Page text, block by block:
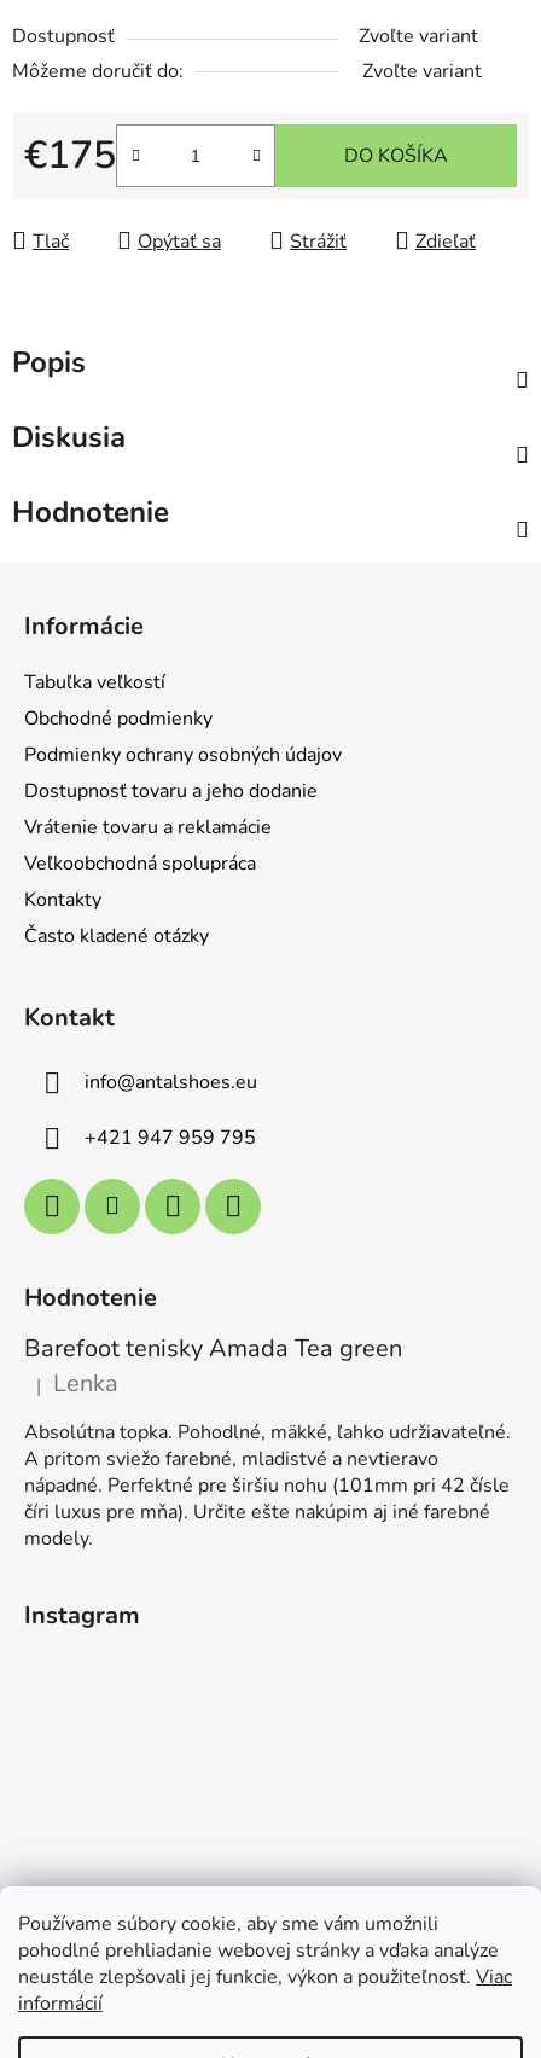
Používame súbory cookie, aby sme vám umožnili
pohodlné prehliadanie webovej stránky a vďaka analýze
neustále zlepšovali jej funkcie, výkon a použiteľnosť. Viac
informácií
Dostupnosť
Zvoľte variant
Môžeme doručiť do:
Zvoľte variant
€175
Jednotková cena:
DO KOŠÍKA
Tlač Opýtať sa Strážiť Zdieľať
Popis
Diskusia
Hodnotenie
Informácie
Tabuľka veľkostí
Obchodné podmienky
Podmienky ochrany osobných údajov
Dostupnosť tovaru a jeho dodanie
Vrátenie tovaru a reklamácie
Veľkoobchodná spolupráca
Kontakty
Často kladené otázky
Kontakt
info@antalshoes.eu
+421 947 959 795
Hodnotenie
Barefoot tenisky Amada Tea green
Hodnotenie produktu je 5 z 5 hviezdičiek.
| Lenka
Absolútna topka. Pohodlné, mäkké, ľahko udržiavateľné.
A pritom sviežo farebné, mladistvé a nevtieravo
nápadné. Perfektné pre širšiu nohu (101mm pri 42 čísle
číri luxus pre mňa). Určite ešte nakúpim aj iné farebné
modely.
Instagram